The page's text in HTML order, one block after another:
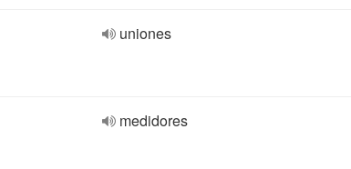
uniones
medidores